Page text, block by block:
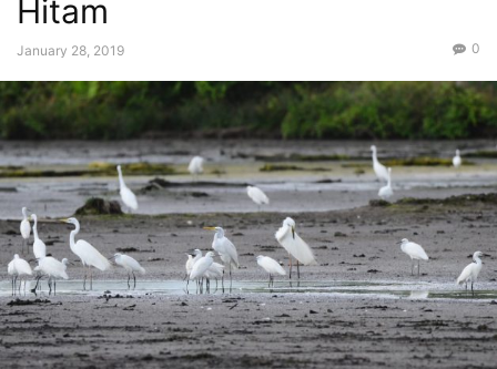
Hitam
January 28, 2019 0